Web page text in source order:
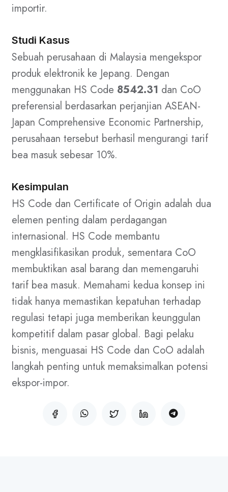
importir.
Studi Kasus
Sebuah perusahaan di Malaysia mengekspor
produk elektronik ke Jepang. Dengan
menggunakan HS Code 8542.31 dan CoO
preferensial berdasarkan perjanjian ASEAN-
Japan Comprehensive Economic Partnership,
perusahaan tersebut berhasil mengurangi tarif
bea masuk sebesar 10%.
Kesimpulan
HS Code dan Certificate of Origin adalah dua
elemen penting dalam perdagangan
internasional. HS Code membantu
mengklasifikasikan produk, sementara CoO
membuktikan asal barang dan memengaruhi
tarif bea masuk. Memahami kedua konsep ini
tidak hanya memastikan kepatuhan terhadap
regulasi tetapi juga memberikan keunggulan
kompetitif dalam pasar global. Bagi pelaku
bisnis, menguasai HS Code dan CoO adalah
langkah penting untuk memaksimalkan potensi
ekspor-impor.